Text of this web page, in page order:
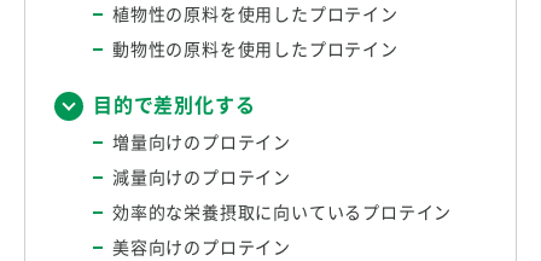
植物性の原料を使用したプロテイン
動物性の原料を使用したプロテイン
目的で差別化する
増量向けのプロテイン
減量向けのプロテイン
効率的な栄養摂取に向いているプロテイン
美容向けのプロテイン